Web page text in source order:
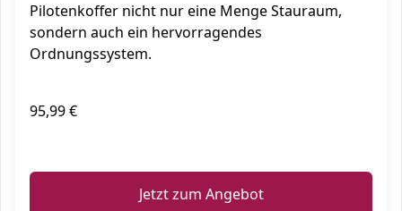
Pilotenkoffer nicht nur eine Menge Stauraum,
sondern auch ein hervorragendes
Ordnungssystem.
95,99 €
Jetzt zum Angebot